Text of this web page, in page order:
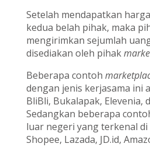
Setelah mendapatkan
kedua belah pihak, maka
mengirimkan sejumlah
disediakan oleh pihak
Beberapa contoh
dengan jenis kerjasama ini
BliBli, Bukalapak, Elevenia,
Sedangkan beberapa
luar negeri yang terkenal
Shopee, Lazada, JD.id,